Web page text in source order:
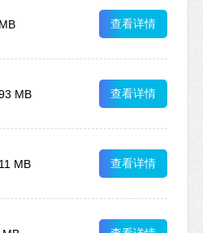
查看详情
MB 查看详情
MB 查看详情